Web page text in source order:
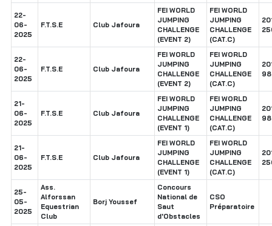
22-
06-
2025
F.T.S.E Club Jafoura
FEI WORLD
JUMPING
CHALLENGE
(EVENT 2)
FEI WORLD
JUMPING
CHALLENGE
(CAT.C)
22-
06-
2025
F.T.S.E Club Jafoura
FEI WORLD
JUMPING
CHALLENGE
(EVENT 2)
FEI WORLD
JUMPING
CHALLENGE
(CAT.C)
21-
06-
2025
F.T.S.E Club Jafoura
FEI WORLD
JUMPING
CHALLENGE
(EVENT 1)
FEI WORLD
JUMPING
CHALLENGE
(CAT.C)
21-
06-
2025
F.T.S.E Club Jafoura
FEI WORLD
JUMPING
CHALLENGE
(EVENT 1)
FEI WORLD
JUMPING
CHALLENGE
(CAT.C)
25-
05-
2025
Ass.
Alforssan
Equestrian
Club
Borj Youssef
Concours
National de
Saut
d'Obstacles
CSO
Préparatoire